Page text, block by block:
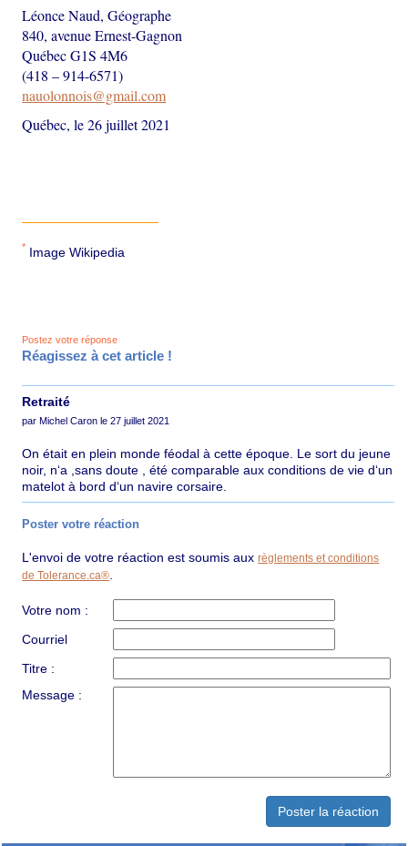
Léonce Naud, Géographe
840, avenue Ernest-Gagnon
Québec G1S 4M6
(418 – 914-6571)
nauolonnois@gmail.com
Québec, le 26 juillet 2021
* Image Wikipedia
Postez votre réponse
Réagissez à cet article !
Retraité
par Michel Caron le 27 juillet 2021
On était en plein monde féodal à cette époque. Le sort du jeune
noir, n‘a ,sans doute , été comparable aux conditions de vie d‘un
matelot à bord d‘un navire corsaire.
Poster votre réaction
L'envoi de votre réaction est soumis auxrèglements et conditions
de Tolerance.ca®.
Votre nom :
Courriel
Titre :
Message :